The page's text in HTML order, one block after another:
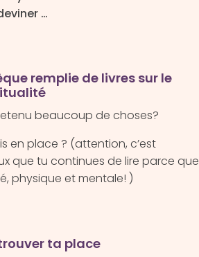
…
remplie de livres sur le
beaucoup de choses?
en place ? (attention, c’est
que tu continues de lire parce que
physique et mentale! )
ta place